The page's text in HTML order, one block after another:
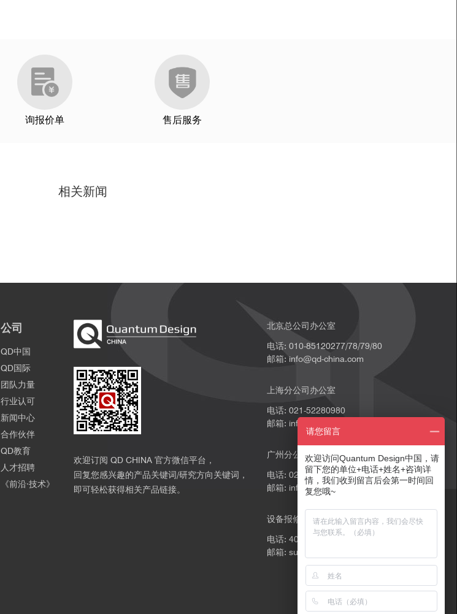
询报价单 售后服务
相关新闻
公司
QD中国
QD国际
团队力量
行业认可
新闻中心
合作伙伴
QD教育
人才招聘
《前沿·技术》
欢迎订阅 QD CHINA 官方微信平台，
回复您感兴趣的产品关键词/研究方向关键词，
即可轻松获得相关产品链接。
北京总公司办公室
电话: 010-85120277/78/79/80
邮箱: info@qd-china.com
上海分公司办公室
电话: 021-52280980
邮箱: info@qd-china.com
广州分公司办公室
电话: 020-89202739
邮箱: info@qd-china.com
设备报修
电话: 4001669018
邮箱: support@qd-china.com
请您留言
欢迎访问Quantum Design中国，请
留下您的单位+电话+姓名+咨询详
情，我们收到留言后会第一时间回
复您哦~